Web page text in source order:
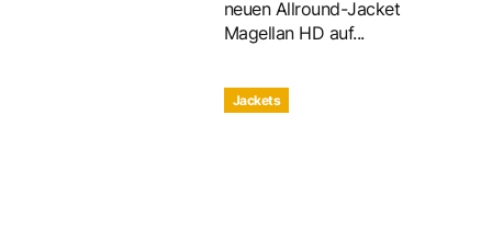
neuen Allround-Jacket
Magellan HD auf...
Jackets